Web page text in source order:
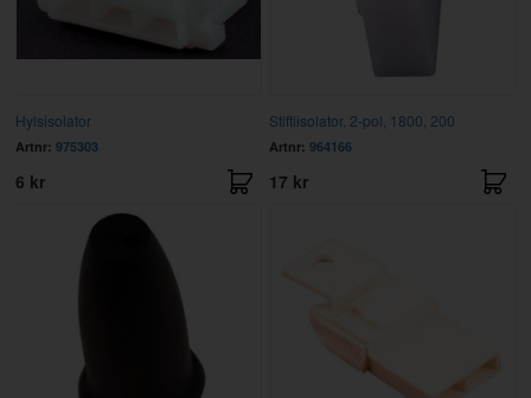
Hylsisolator
Artnr: 975303
6 kr
Stiftiisolator, 2-pol, 1800, 200
Artnr: 964166
17 kr